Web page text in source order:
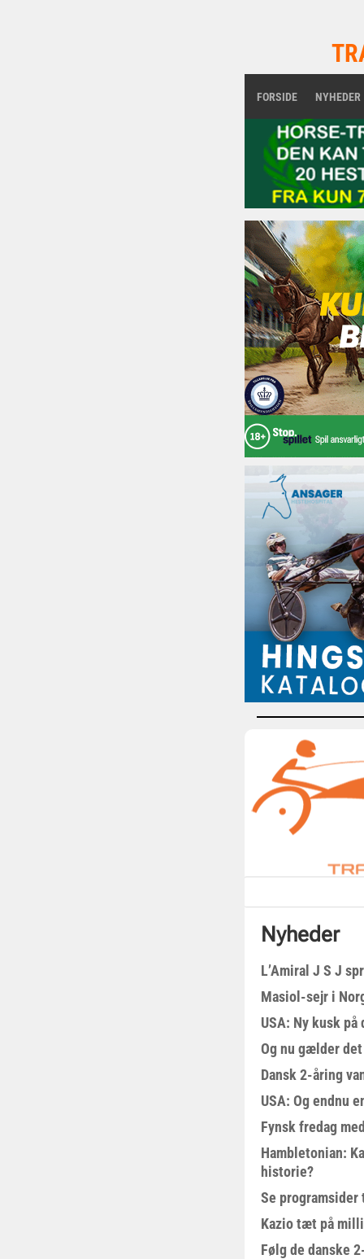
FORSIDE NYHEDER
Nyheder
L’Amiral J S J
Masiol-sejr i
USA: Ny kusk på
Og nu gælder
Dansk 2-åring
USA: Og endnu
Fynsk fredag
Hambletonian:
historie?
Se
Kazio tæt på
Følg de danske